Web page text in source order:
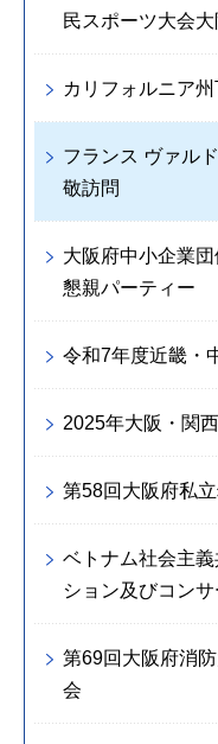
民スポーツ大会
カリフォルニア
フランス ヴァル
敬訪問
大阪府中小企業
懇親パーティー
令和7年度近畿・
2025年大阪・関
第58回大阪府私
ベトナム社会主
ション及びコンサ
第69回大阪府消
会